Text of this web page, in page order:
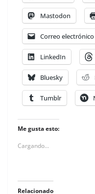
Mastodon
Correo electrónico
LinkedIn
Bluesky
Tumblr
Me gusta esto:
Cargando...
Relacionado